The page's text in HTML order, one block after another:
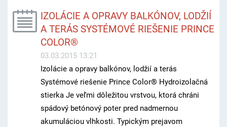
IZOLÁCIE A OPRAVY BALKÓNOV, LODŽIÍ
A TERÁS SYSTÉMOVÉ RIEŠENIE PRINCE
COLOR®
03.03.2015 13:21
Izolácie a opravy balkónov, lodžií a terás
Systémové riešenie Prince Color® Hydroizolačná
stierka Je veľmi dôležitou vrstvou, ktorá chráni
spádový betónový poter pred nadmernou
akumuláciou vlhkosti. Typickým prejavom